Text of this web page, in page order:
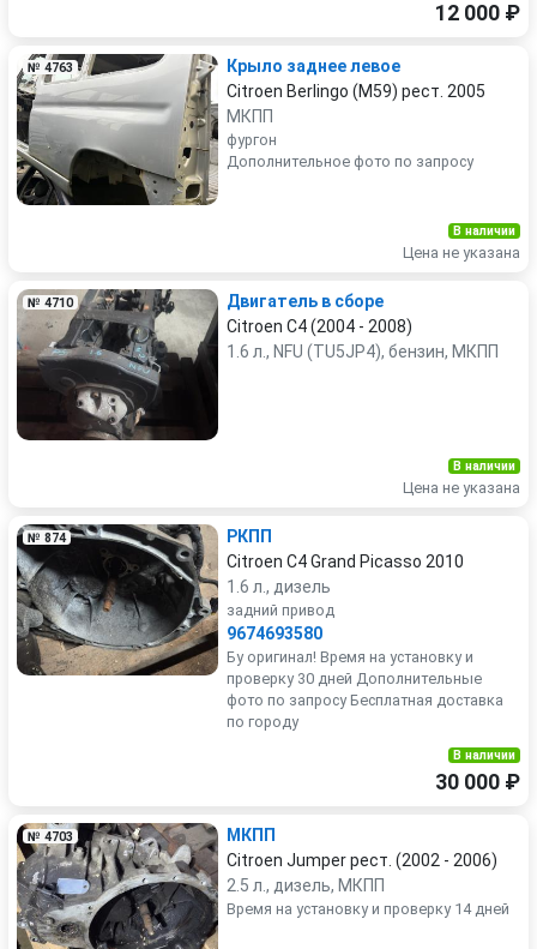
12 000 ₽
№ 4763
Крыло заднее левое
Citroen Berlingo (M59) рест. 2005
МКПП
фургон
Дополнительное фото по запросу
В наличии
Цена не указана
№ 4710
Двигатель в сборе
Citroen C4 (2004 - 2008)
1.6 л., NFU (TU5JP4), бензин, МКПП
В наличии
Цена не указана
№ 874
PКПП
Citroen C4 Grand Picasso 2010
1.6 л., дизель
задний привод
9674693580
Бу оригинал! Время на установку и
проверку 30 дней Дополнительные
фото по запросу Бесплатная доставка
по городу
В наличии
30 000 ₽
№ 4703
МКПП
Citroen Jumper рест. (2002 - 2006)
2.5 л., дизель, МКПП
Время на установку и проверку 14 дней